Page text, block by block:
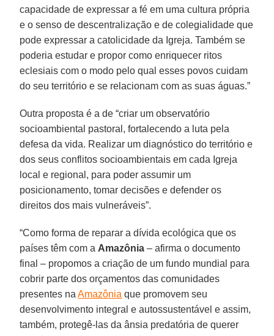
capacidade de expressar a fé em uma cultura própria
e o senso de descentralização e de colegialidade que
pode expressar a catolicidade da Igreja. Também se
poderia estudar e propor como enriquecer ritos
eclesiais com o modo pelo qual esses povos cuidam
do seu território e se relacionam com as suas águas.”
Outra proposta é a de “criar um observatório
socioambiental pastoral, fortalecendo a luta pela
defesa da vida. Realizar um diagnóstico do território e
dos seus conflitos socioambientais em cada Igreja
local e regional, para poder assumir um
posicionamento, tomar decisões e defender os
direitos dos mais vulneráveis”.
“Como forma de reparar a dívida ecológica que os
países têm com a Amazônia – afirma o documento
final – propomos a criação de um fundo mundial para
cobrir parte dos orçamentos das comunidades
presentes naAmazônia que promovem seu
desenvolvimento integral e autossustentável e assim,
também, protegê-las da ânsia predatória de querer